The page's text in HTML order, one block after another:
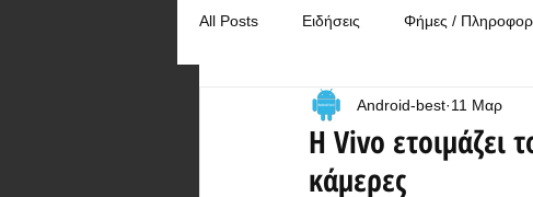
All Posts Ειδήσεις Φήμες /
Συγκρίσεις Χρήσιμα
Η Vivo ετοιμάζει
κάμερες
Android-best 11 Μαρ